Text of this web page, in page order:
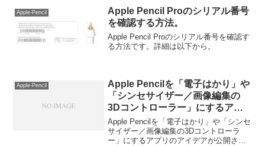
Apple-Pencil
Apple Pencil Proのシリアル番号
を確認する方法。
Apple Pencil Proのシリアル番号を確認す
る方法です。詳細は以下から。
Apple-Pencil
Apple Pencilを「電子はかり」や
「シンセサイザー／画像編集の
3Dコントローラー」にするアプ
リのアイデアが公開される。
Apple Pencilを「電子はかり」や「シンセ
サイザー／画像編集の3Dコントローラ
ー」にするアプリのアイデアが公開され